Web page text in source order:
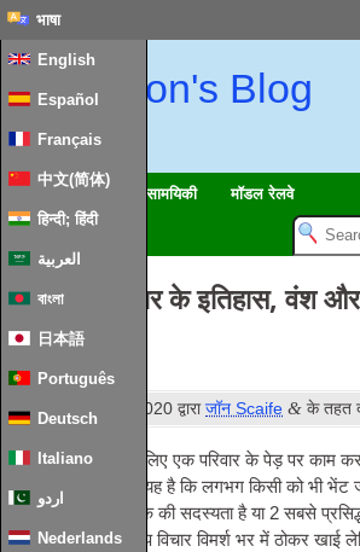
भाषा
English
Español
Français
中文(简体)
हिन्दी; हिंदी
العربية
বাংলা
日本語
Português
Deutsch
Italiano
اردو
Nederlands
Jon's Blog
चिंतन सामयिकी मॉडल रेलवे
Scaife परिवार के इतिहास, वंश और
विरासत
प्रकाशित 12 मार्च 2020 द्वाराजॉन Scaife & के तहत
मैं पिछले कुछ वर्षों के लिए एक परिवार के पेड़ पर काम
पता चला है में से एक यह है कि लगभग किसी को भी भेंट
चाहता है. जबकि मैं एक की सदस्यता है या 2 सबसे
अन्य धागे पर दिलचस्प विचार विमर्श भर में ठोकर